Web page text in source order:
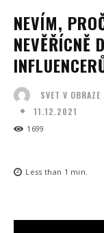
NEVÍM,
NEVĚŘÍCNĚ
SVET V OBRAZE
11.12.2021
1699
Less than 1 min.